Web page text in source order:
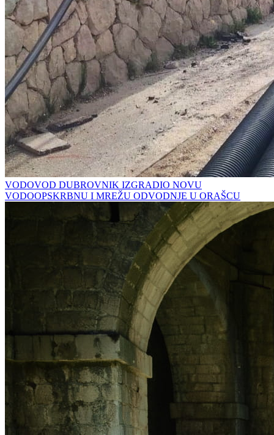
VODOVOD DUBROVNIK IZGRADIO NOVU
VODOOPSKRBNU I MREŽU ODVODNJE U ORAŠCU